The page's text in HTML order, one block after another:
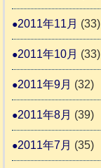
2011年11月 (33)
2011年10月 (33)
2011年9月 (32)
2011年8月 (39)
2011年7月 (35)